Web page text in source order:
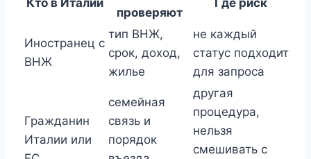
проверяют
Иностранец с
ВНЖ
тип ВНЖ,
срок, доход,
жилье
не каждый
статус подходит
для запроса
Гражданин
Италии или
семейная
связь и
порядок
другая
процедура,
нельзя
смешивать с